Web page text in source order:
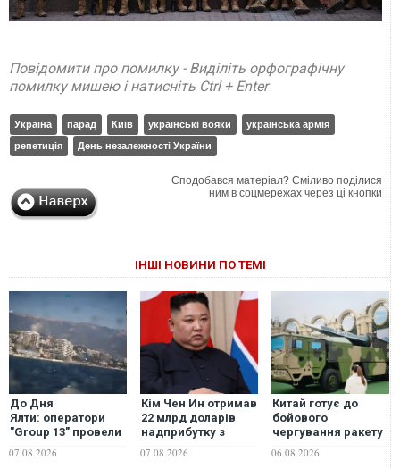
Повідомити про помилку - Виділіть орфографічну
помилку мишею і натисніть Ctrl + Enter
Україна парад Київ українські вояки
українська армія
репетиція
День незалежності України
Сподобався матеріал? Сміливо поділися
ним в соцмережах через ці кнопки
ІНШІ НОВИНИ ПО ТЕМІ
До Дня
Ялти: оператори
"Group 13" провели
морський парад
біля південного
07.08.2026
Кім Чен Ин отримав
22 млрд доларів
надприбутку з
початку війни в
Україні, -
07.08.2026
Китай готує до
бойового
чергування ракету
DF-17, яку існуючі
системи ППО не
06.08.2026